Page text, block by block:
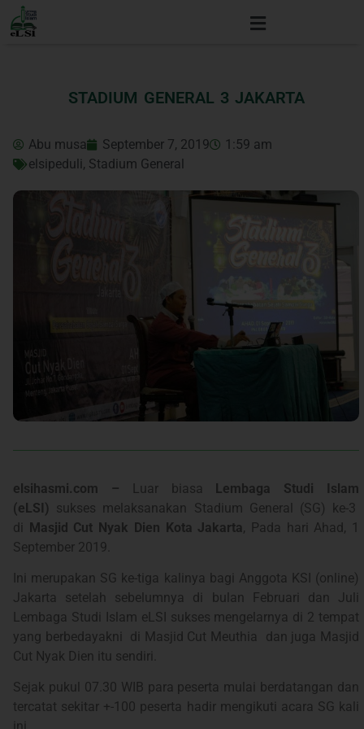
STADIUM GENERAL 3 JAKARTA
Abu musa September 7, 2019
1:59 am
elsipeduli, Stadium General
elsihasmi.com – Luar biasa Lembaga Studi Islam
(eLSI) sukses melaksanakan Stadium General (SG) ke-3
di Masjid Cut Nyak Dien Kota Jakarta, Pada hari Ahad, 1
September 2019.
Ini merupakan SG ke-tiga kalinya bagi Anggota KSI (online)
Jakarta setelah sebelumnya di bulan Februari dan Juli
Lembaga Studi Islam eLSI sukses mengelarnya di 2 tempat
yang berbedayakni di Masjid Cut Meuthia dan juga Masjid
Cut Nyak Dien itu sendiri.
Sejak pukul 07.30 WIB para peserta mulai berdatangan dan
tercatat sekitar +-100 peserta hadir mengikuti acara SG kali